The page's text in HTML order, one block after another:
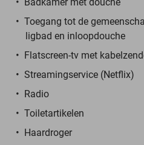
Toegang tot de
ligbad en inloopdouche
Flatscreen-tv met
Streamingservice (Netflix)
Radio
Toiletartikelen
Haardroger